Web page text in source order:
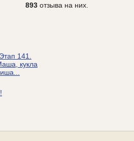
893 отзыва на них.
141.
кукла